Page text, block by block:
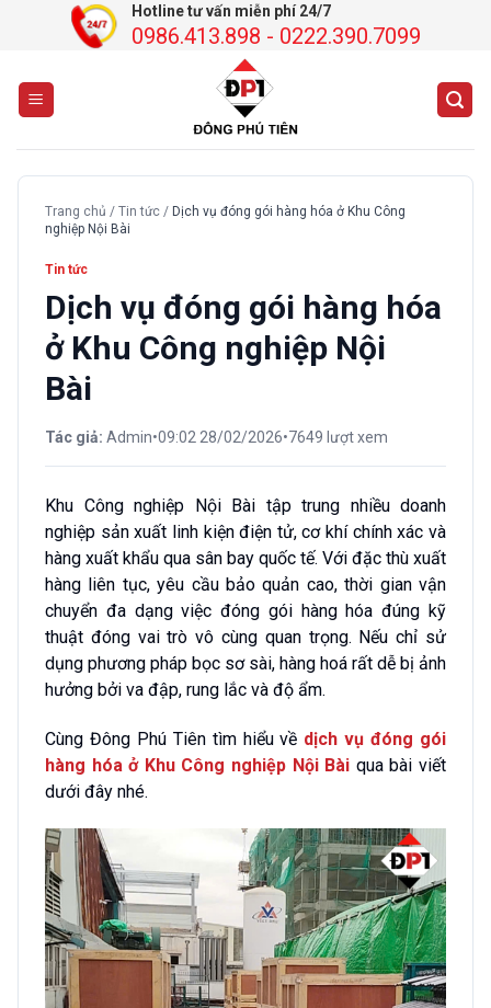
dung
Hotline tư vấn miễn phí 24/7
0986.413.898 - 0222.390.7099
Trang chủ / Tin tức / Dịch vụ đóng gói hàng hóa ở Khu Công
nghiệp Nội Bài
Tin tức
Dịch vụ đóng gói hàng hóa
ở Khu Công nghiệp Nội
Bài
Tác giả: Admin•09:02 28/02/2026•7649 lượt xem
Khu Công nghiệp Nội Bài tập trung nhiều doanh
nghiệp sản xuất linh kiện điện tử, cơ khí chính xác và
hàng xuất khẩu qua sân bay quốc tế. Với đặc thù xuất
hàng liên tục, yêu cầu bảo quản cao, thời gian vận
chuyển đa dạng việc đóng gói hàng hóa đúng kỹ
thuật đóng vai trò vô cùng quan trọng. Nếu chỉ sử
dụng phương pháp bọc sơ sài, hàng hoá rất dễ bị ảnh
hưởng bởi va đập, rung lắc và độ ẩm.
Cùng Đông Phú Tiên tìm hiểu về dịch vụ đóng gói
hàng hóa ở Khu Công nghiệp Nội Bài qua bài viết
dưới đây nhé.